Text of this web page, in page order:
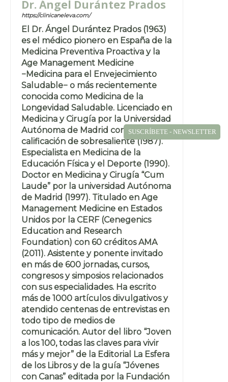
Dr. Ángel Durántez Prados
https://clinicaneleva.com/
El Dr. Ángel Durántez Prados (1963)
es el médico pionero en España de la
Medicina Preventiva Proactiva y la
Age Management Medicine
−Medicina para el Envejecimiento
Saludable− o más recientemente
conocida como Medicina de la
Longevidad Saludable. Licenciado en
Medicina y Cirugía por la Universidad
Autónoma de Madrid con la
calificación de sobresaliente (1987).
Especialista en Medicina de la
Educación Física y el Deporte (1990).
Doctor en Medicina y Cirugía “Cum
Laude” por la universidad Autónoma
de Madrid (1997). Titulado en Age
Management Medicine en Estados
Unidos por la CERF (Cenegenics
Education and Research
Foundation) con 60 créditos AMA
(2011). Asistente y ponente invitado
en más de 600 jornadas, cursos,
congresos y simposios relacionados
con sus especialidades. Ha escrito
más de 1000 artículos divulgativos y
atendido centenas de entrevistas en
todo tipo de medios de
comunicación. Autor del libro “Joven
a los 100, todas las claves para vivir
más y mejor” de la Editorial La Esfera
de los Libros y de la guía “Jóvenes
con Canas” editada por la Fundación
SUSCRÍBETE - NEWSLETTER